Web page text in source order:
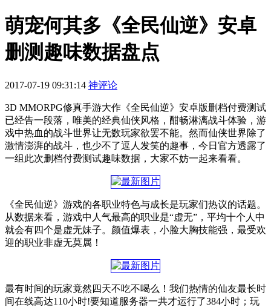
萌宠何其多《全民仙逆》安卓
删测趣味数据盘点
2017-07-19 09:31:14 神评论
3D MMORPG修真手游大作《全民仙逆》安卓版删档付费测试
已经告一段落，唯美的经典仙侠风格，酣畅淋漓战斗体验，游
戏中热血的战斗世界让无数玩家欲罢不能。然而仙侠世界除了
激情澎湃的战斗，也少不了逗人发笑的趣事，今日官方透露了
一组此次删档付费测试趣味数据，大家不妨一起来看看。
《全民仙逆》游戏的各职业特色与成长是玩家们热议的话题。
从数据来看，游戏中人气最高的职业是“虚无”，平均十个人中
就会有四个是虚无妹子。颜值爆表，小脸大胸技能强，最受欢
迎的职业非虚无莫属！
最有时间的玩家竟然四天不吃不喝么！我们热情的仙友最长时
间在线高达110小时!要知道服务器一共才运行了384小时；玩